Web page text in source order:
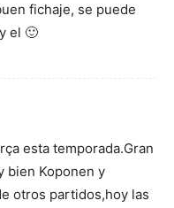
fichaje, se puede
el 🙂
esta temporada.Gran
bien Koponen y
otros partidos,hoy las